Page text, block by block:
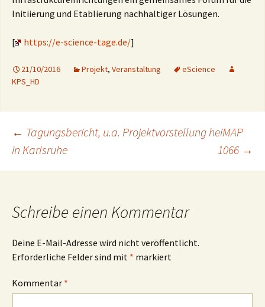
Initiierung und Etablierung nachhaltiger Lösungen.
[ https://e-science-tage.de/]
21/10/2016 Projekt, Veranstaltung
eScience
KPS_HD
Beitragsnavigation
← Tagungsbericht, u.a. Projektvorstellung heiMAP
in Karlsruhe
1066 →
Schreibe einen Kommentar
Deine E-Mail-Adresse wird nicht veröffentlicht.
Erforderliche Felder sind mit * markiert
Kommentar *